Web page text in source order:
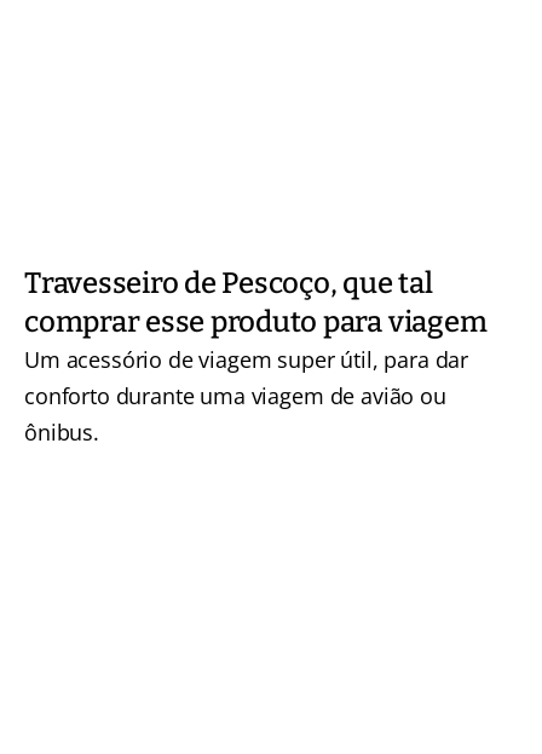
Travesseiro de Pescoço, que tal
comprar esse produto para viagem
Um acessório de viagem super útil, para dar
conforto durante uma viagem de avião ou
ônibus.